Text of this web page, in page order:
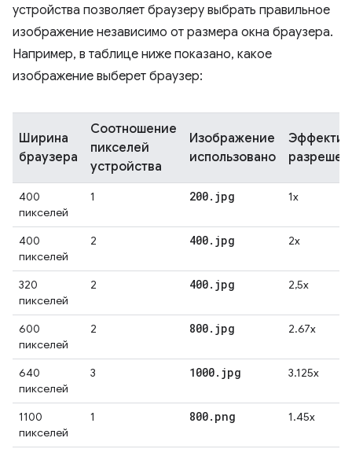
устройства позволяет браузеру выбрать правильное
изображение независимо от размера окна браузера.
Например, в таблице ниже показано, какое
изображение выберет браузер:
Ширина
браузера
Соотношение
пикселей
устройства
Изображение
использовано
400
пикселей
1 200. jpg 1x
400
пикселей
2 400. jpg 2x
320
пикселей
2 400. jpg 2,5x
600
пикселей
2 800. jpg 2.67x
640
пикселей
3 1000. jpg 3.125x
1100
пикселей
1 800. png 1.45x